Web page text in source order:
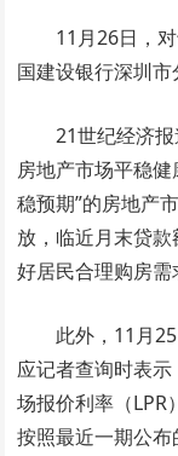
11月26日，
国建设银行深圳市
21世纪经济
房地产市场平稳健
稳预期”的房地产
放，临近月末贷
好居民合理购房需
此外，11月
应记者查询时表
场报价利率（LPR
按照最近一期公